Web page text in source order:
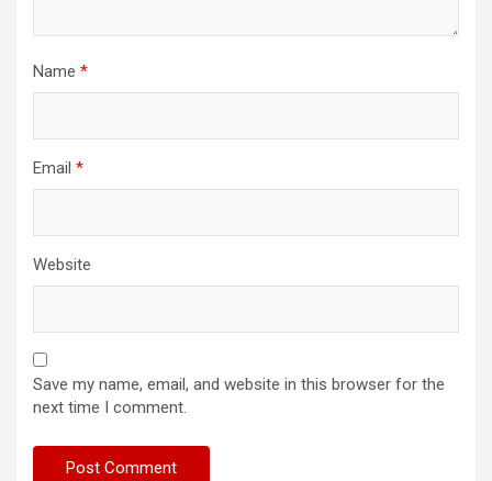
Name *
Email *
Website
Save my name, email, and website in this browser for the
next time I comment.